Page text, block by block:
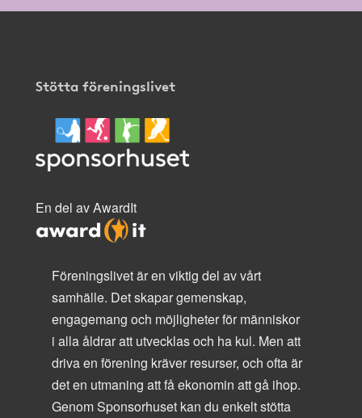
Stötta föreningslivet
En del av AwardIt
Föreningslivet är en viktig del av vårt
samhälle. Det skapar gemenskap,
engagemang och möjligheter för människor
i alla åldrar att utvecklas och ha kul. Men att
driva en förening kräver resurser, och ofta är
det en utmaning att få ekonomin att gå ihop.
Genom Sponsorhuset kan du enkelt stötta